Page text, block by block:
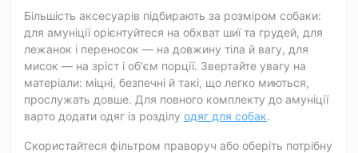
Більшість аксесуарів підбирають за розміром собаки:
для амуніції орієнтуйтеся на обхват шиї та грудей, для
лежанок і переносок — на довжину тіла й вагу, для
мисок — на зріст і об'єм порції. Звертайте увагу на
матеріали: міцні, безпечні й такі, що легко миються,
прослужать довше. Для повного комплекту до амуніції
варто додати одяг із розділу одяг для собак.
Скористайтеся фільтром праворуч або оберіть потрібну